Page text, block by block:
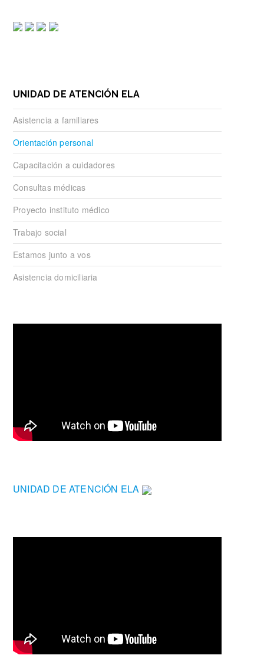
UNIDAD DE ATENCIÓN ELA
Asistencia a familiares
Orientación personal
Capacitación a cuidadores
Consultas médicas
Proyecto instituto médico
Trabajo social
Estamos junto a vos
Asistencia domiciliaria
UNIDAD DE ATENCIÓN ELA